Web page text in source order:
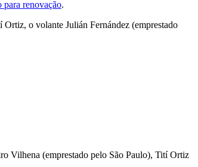
para renovação.
o volante Julián Fernández (emprestado
Vilhena (emprestado pelo São Paulo), Tití Ortiz